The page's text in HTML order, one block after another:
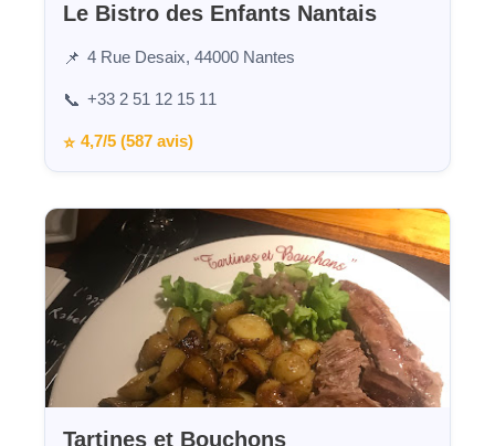
Le Bistro des Enfants Nantais
📌 4 Rue Desaix, 44000 Nantes
📞 +33 2 51 12 15 11
⭐ 4,7/5 (587 avis)
Tartines et Bouchons